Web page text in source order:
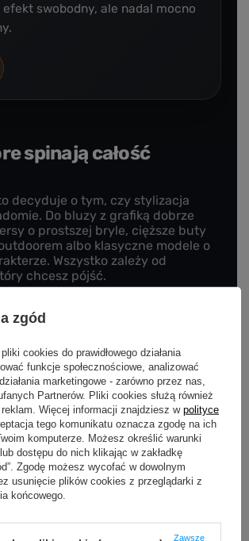
swobodny, ale nadal mocno
spinają całość
decyduje o tym, czy stylizacja
Do bluzy z grafiką dobrze
o prostszej bryle, cięższe buty
albo klasyczne modele o
Wszystko zależy od
chcesz pójść.
spójności. Jeżeli nadruk jest
równowagę. Warto unikać
krzyczy kolorem i detalem,
look jest budowany właśnie na
W większości codziennych
działa jedna silna rzecz niż trzy
ale konkretnie
dodatki mają wspierać, nie
zgód
cookies do prawidłowego działania
funkcje społecznościowe, analizować
marketingowe - zarówno przez nas,
Partnerów. Pliki cookies służą również
Więcej informacji znajdziesz w polityce
tego komunikatu oznacza zgodę na ich
komputerze. Możesz określić warunki
dostępu do nich klikając w zakładkę
Zgodę możesz wycofać w dowolnym
usunięcie plików cookies z przeglądarki z
końcowego.
Zawsze